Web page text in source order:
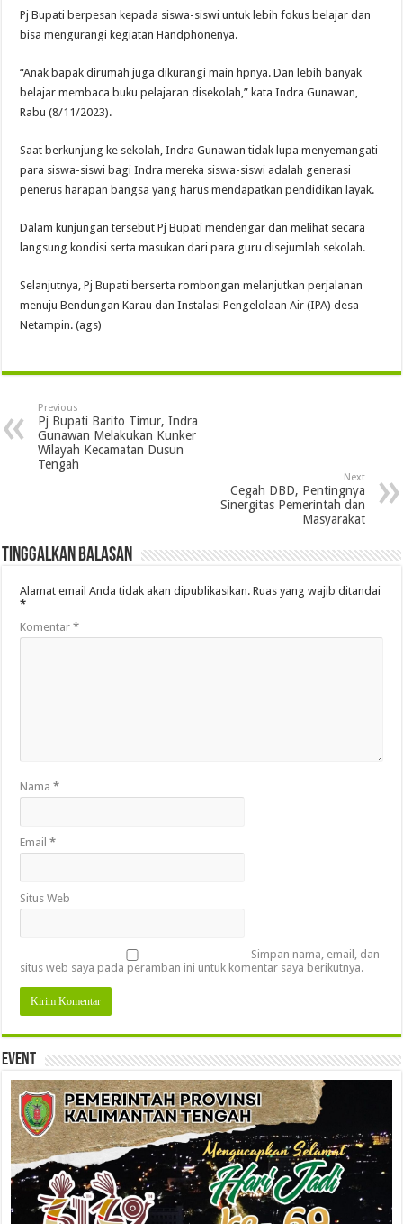
Pj Bupati berpesan kepada siswa-siswi untuk lebih fokus belajar dan
bisa mengurangi kegiatan Handphonenya.
“Anak bapak dirumah juga dikurangi main hpnya. Dan lebih banyak
belajar membaca buku pelajaran disekolah,” kata Indra Gunawan,
Rabu (8/11/2023).
Saat berkunjung ke sekolah, Indra Gunawan tidak lupa menyemangati
para siswa-siswi bagi Indra mereka siswa-siswi adalah generasi
penerus harapan bangsa yang harus mendapatkan pendidikan layak.
Dalam kunjungan tersebut Pj Bupati mendengar dan melihat secara
langsung kondisi serta masukan dari para guru disejumlah sekolah.
Selanjutnya, Pj Bupati berserta rombongan melanjutkan perjalanan
menuju Bendungan Karau dan Instalasi Pengelolaan Air (IPA) desa
Netampin. (ags)
Previous
Pj Bupati Barito Timur, Indra
Gunawan Melakukan Kunker
Wilayah Kecamatan Dusun
Tengah
Next
Cegah DBD, Pentingnya
Sinergitas Pemerintah dan
Masyarakat
Tinggalkan Balasan
Alamat email Anda tidak akan dipublikasikan. Ruas yang wajib ditandai
*
Komentar*
Nama*
Email*
Situs Web
Simpan nama, email, dan
situs web saya pada peramban ini untuk komentar saya berikutnya.
Event